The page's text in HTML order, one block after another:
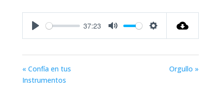
37:23
« Confía en tus
Instrumentos
Orgullo »